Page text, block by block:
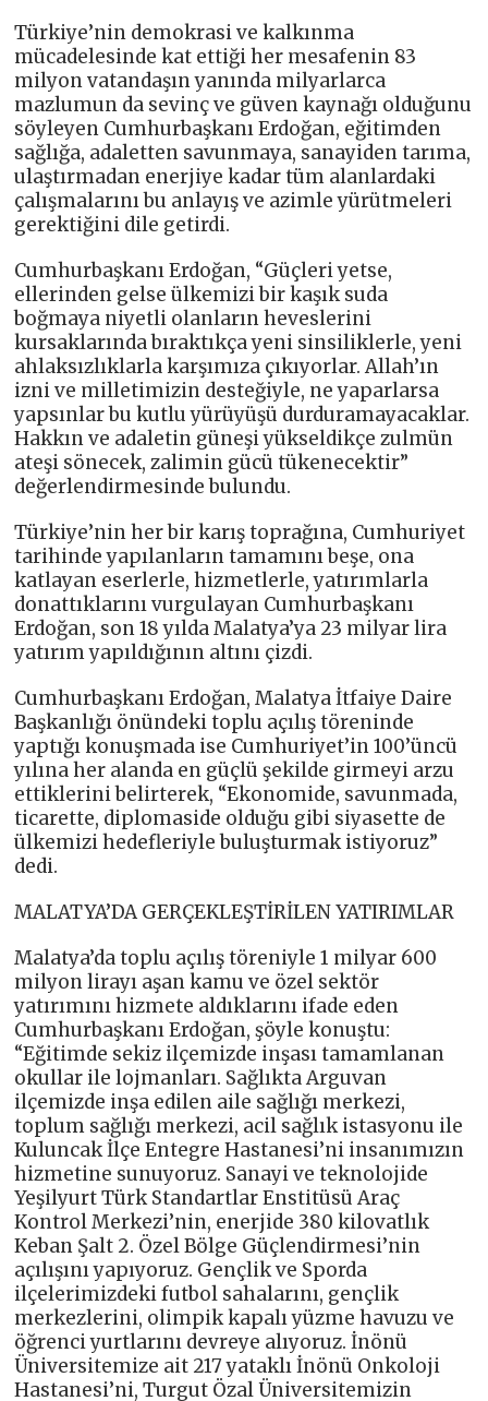
Türkiye’nin demokrasi ve kalkınma
mücadelesinde kat ettiği her mesafenin 83
milyon vatandaşın yanında milyarlarca
mazlumun da sevinç ve güven kaynağı olduğunu
söyleyen Cumhurbaşkanı Erdoğan, eğitimden
sağlığa, adaletten savunmaya, sanayiden tarıma,
ulaştırmadan enerjiye kadar tüm alanlardaki
çalışmalarını bu anlayış ve azimle yürütmeleri
gerektiğini dile getirdi.
Cumhurbaşkanı Erdoğan, “Güçleri yetse,
ellerinden gelse ülkemizi bir kaşık suda
boğmaya niyetli olanların heveslerini
kursaklarında bıraktıkça yeni sinsiliklerle, yeni
ahlaksızlıklarla karşımıza çıkıyorlar. Allah’ın
izni ve milletimizin desteğiyle, ne yaparlarsa
yapsınlar bu kutlu yürüyüşü durduramayacaklar.
Hakkın ve adaletin güneşi yükseldikçe zulmün
ateşi sönecek, zalimin gücü tükenecektir”
değerlendirmesinde bulundu.
Türkiye’nin her bir karış toprağına, Cumhuriyet
tarihinde yapılanların tamamını beşe, ona
katlayan eserlerle, hizmetlerle, yatırımlarla
donattıklarını vurgulayan Cumhurbaşkanı
Erdoğan, son 18 yılda Malatya’ya 23 milyar lira
yatırım yapıldığının altını çizdi.
Cumhurbaşkanı Erdoğan, Malatya İtfaiye Daire
Başkanlığı önündeki toplu açılış töreninde
yaptığı konuşmada ise Cumhuriyet’in 100’üncü
yılına her alanda en güçlü şekilde girmeyi arzu
ettiklerini belirterek, “Ekonomide, savunmada,
ticarette, diplomaside olduğu gibi siyasette de
ülkemizi hedefleriyle buluşturmak istiyoruz”
dedi.
MALATYA’DA GERÇEKLEŞTİRİLEN YATIRIMLAR
Malatya’da toplu açılış töreniyle 1 milyar 600
milyon lirayı aşan kamu ve özel sektör
yatırımını hizmete aldıklarını ifade eden
Cumhurbaşkanı Erdoğan, şöyle konuştu:
“Eğitimde sekiz ilçemizde inşası tamamlanan
okullar ile lojmanları. Sağlıkta Arguvan
ilçemizde inşa edilen aile sağlığı merkezi,
toplum sağlığı merkezi, acil sağlık istasyonu ile
Kuluncak İlçe Entegre Hastanesi’ni insanımızın
hizmetine sunuyoruz. Sanayi ve teknolojide
Yeşilyurt Türk Standartlar Enstitüsü Araç
Kontrol Merkezi’nin, enerjide 380 kilovatlık
Keban Şalt 2. Özel Bölge Güçlendirmesi’nin
açılışını yapıyoruz. Gençlik ve Sporda
ilçelerimizdeki futbol sahalarını, gençlik
merkezlerini, olimpik kapalı yüzme havuzu ve
öğrenci yurtlarını devreye alıyoruz. İnönü
Üniversitemize ait 217 yataklı İnönü Onkoloji
Hastanesi’ni, Turgut Özal Üniversitemizin